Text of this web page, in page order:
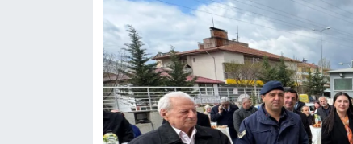
Haber Arşivi